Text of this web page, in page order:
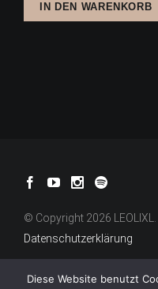
IN DEN WARENKORB
© Copyright 2026 LEOLIXL.
Datenschutzerklärung
Diese Website benutzt